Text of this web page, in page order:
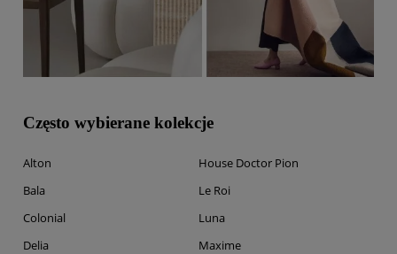
Często wybierane kolekcje
Alton
Bala
Colonial
Delia
House Doctor Pion
Le Roi
Luna
Maxime